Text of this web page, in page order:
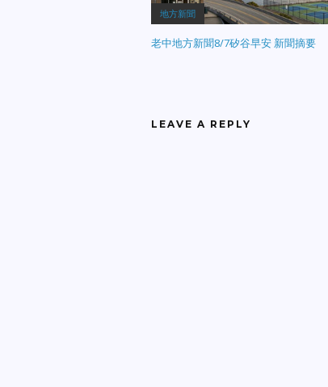
地方新聞
老中地方新聞8/7矽谷早安 新聞摘要
LEAVE A REPLY